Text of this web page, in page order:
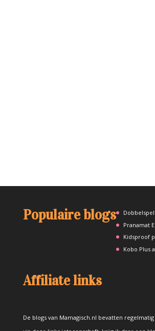
Populaire blogs
Pranamat
Kidsproof
Kobo Plus
Affiliate links
De blogs van Mamagisch.nl bevatten